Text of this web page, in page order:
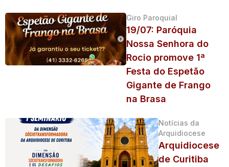
Giro Paroquial
19/07: Paróquia
Nossa Senhora do
Rocio promove 1ª
Festa do Espetão
Gigante de Frango
na Brasa
Notícias da
Arquidiocese
Arquidiocese
de Curitiba